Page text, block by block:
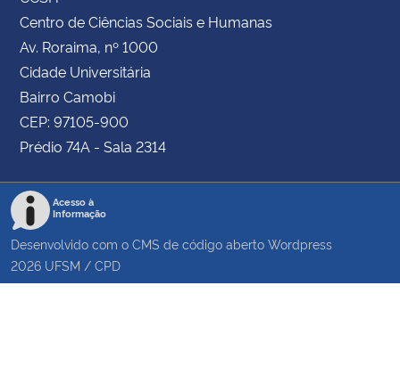
Centro de Ciências Sociais e Humanas
Av. Roraima, nº 1000
Cidade Universitária
Bairro Camobi
CEP: 97105-900
Prédio 74A - Sala 2314
Acesso à
Informação
Desenvolvido com o CMS de código aberto Wordpress
2026 UFSM / CPD